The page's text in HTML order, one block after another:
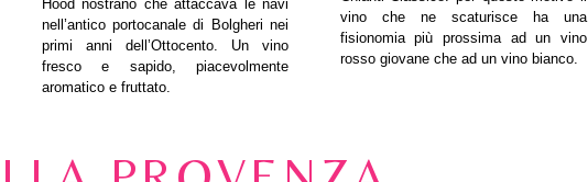
Hood nostrano che attaccava le navi
nell’antico portocanale di Bolgheri nei
primi anni dell’Ottocento. Un vino
fresco e sapido, piacevolmente
aromatico e fruttato.
vino che ne scaturisce ha una
fisionomia più prossima ad un vino
rosso giovane che ad un vino bianco.